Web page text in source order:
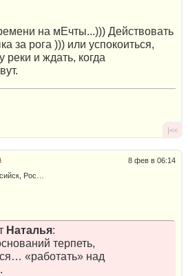
на мЕчты...))) Действовать
за рога ))) или успокоиться,
реки и ждать, когда
|<<
8 фев в 06:14
Наталья:
терпеть,
«работать» над